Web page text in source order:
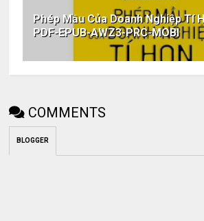
Phép Mầu Của Doanh Nghiệp Tí
PDF-EPUB-AWZ3-PRC-MOBI
COMMENTS
BLOGGER